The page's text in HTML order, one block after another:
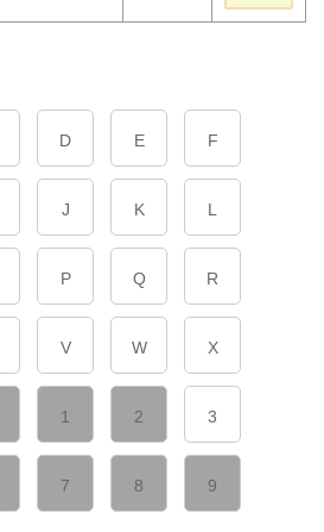
D E F
J K L
P Q R
V W X
1 2 3
7 8 9